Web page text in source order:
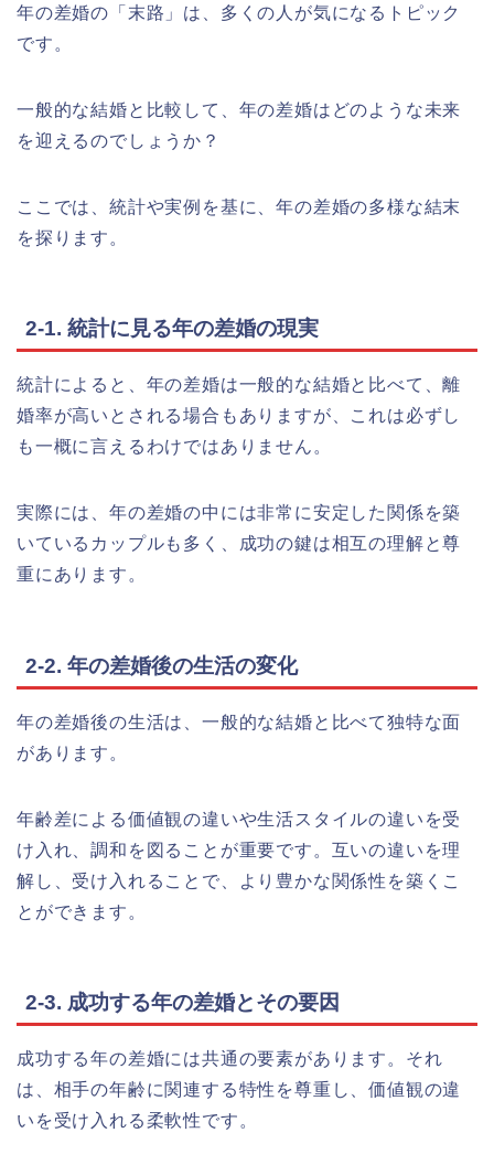
年の差婚の「末路」は、多くの人が気になるトピック
です。
一般的な結婚と比較して、年の差婚はどのような未来
を迎えるのでしょうか？
ここでは、統計や実例を基に、年の差婚の多様な結末
を探ります。
2-1. 統計に見る年の差婚の現実
統計によると、年の差婚は一般的な結婚と比べて、離
婚率が高いとされる場合もありますが、これは必ずし
も一概に言えるわけではありません。
実際には、年の差婚の中には非常に安定した関係を築
いているカップルも多く、成功の鍵は相互の理解と尊
重にあります。
2-2. 年の差婚後の生活の変化
年の差婚後の生活は、一般的な結婚と比べて独特な面
があります。
年齢差による価値観の違いや生活スタイルの違いを受
け入れ、調和を図ることが重要です。互いの違いを理
解し、受け入れることで、より豊かな関係性を築くこ
とができます。
2-3. 成功する年の差婚とその要因
成功する年の差婚には共通の要素があります。それ
は、相手の年齢に関連する特性を尊重し、価値観の違
いを受け入れる柔軟性です。